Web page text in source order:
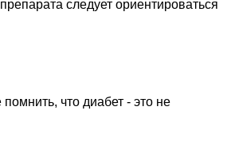
следует ориентироваться
что диабет - это не